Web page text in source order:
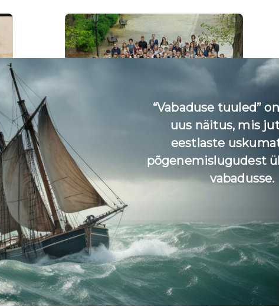
Noored uurivad
oma perede ja
eestlaste ilmaküla
lugusid
Ajalugu ja ühiskond Teadus
Juba mitmendat aastat järjest andis
NoVa välja oma eripreemiad kõige
“Vabaduse tuuled”
uus näitus, mis
eestlaste
põgenemislugudest
vabadusse.